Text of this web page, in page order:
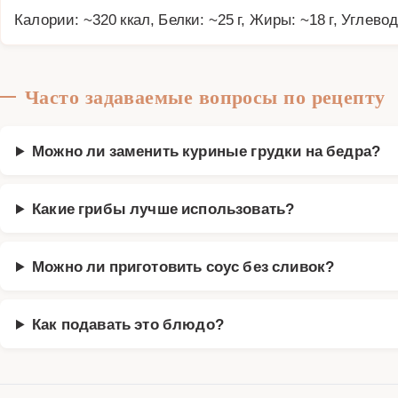
Калории: ~320 ккал, Белки: ~25 г, Жиры: ~18 г,
Часто задаваемые вопросы по рецепту
Можно ли заменить куриные грудки на бедра?
Какие грибы лучше использовать?
Можно ли приготовить соус без сливок?
Как подавать это блюдо?